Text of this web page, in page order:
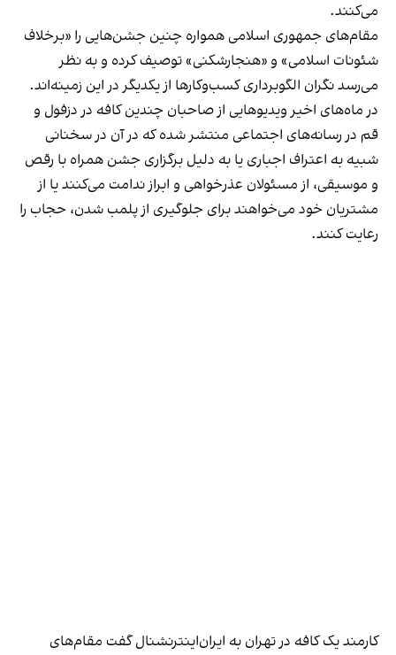
می‌کنند.
مقام‌های جمهوری اسلامی همواره چنین جشن‌هایی را «برخلاف
شئونات اسلامی» و «هنجارشکنی» توصیف کرده و به نظر
می‌رسد نگران الگوبرداری کسب‌وکارها از یکدیگر در این زمینه‌اند.
در ماه‌های اخیر ویدیوهایی از صاحبان چندین کافه در دزفول و
قم در رسانه‌های اجتماعی منتشر شده که در آن در سخنانی
شبیه به اعتراف اجباری یا به دلیل برگزاری جشن همراه با رقص
و موسیقی، از مسئولان عذرخواهی و ابراز ندامت می‌کنند یا از
مشتریان خود می‌خواهند برای جلوگیری از پلمب شدن، حجاب را
رعایت کنند.
کارمند یک کافه در تهران به ایران‌اینترنشنال گفت مقام‌های